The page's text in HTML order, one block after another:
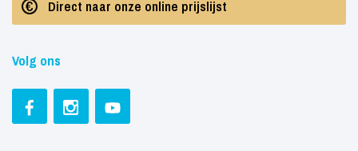
Direct naar onze online prijslijst
Volg ons